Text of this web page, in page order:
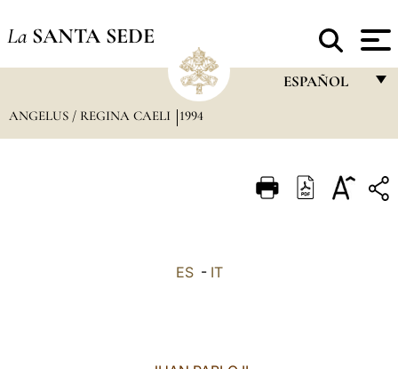
La SANTA SEDE
ESPAÑOL
ITALIANO
ANGELUS / REGINA CAELI 1994
ES- IT